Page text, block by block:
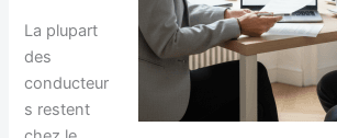
La plupart
des
conducteur
s restent